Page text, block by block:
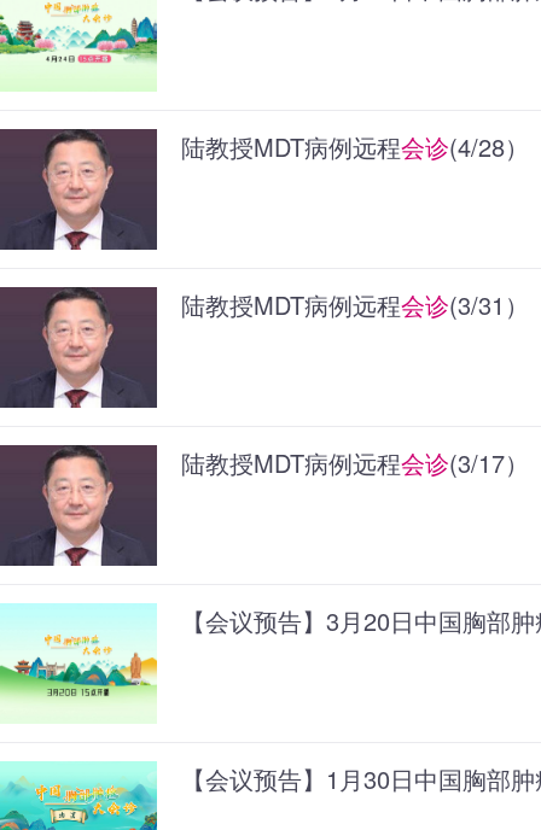
陆教授MDT病例远程会诊(4/28）
陆教授MDT病例远程会诊(3/31）
陆教授MDT病例远程会诊(3/17）
【会议预告】3月20日中国胸部
【会议预告】1月30日中国胸部